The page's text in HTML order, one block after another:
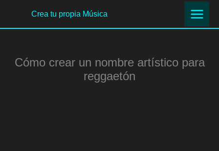
contenido
Crea tu propia Música
Cómo crear un nombre artístico para
reggaetón